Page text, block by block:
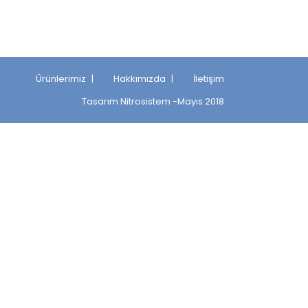
Ürünlerimiz Hakkımızda
İletişim
Tasarım Nitrosistem -Mayıs 2018